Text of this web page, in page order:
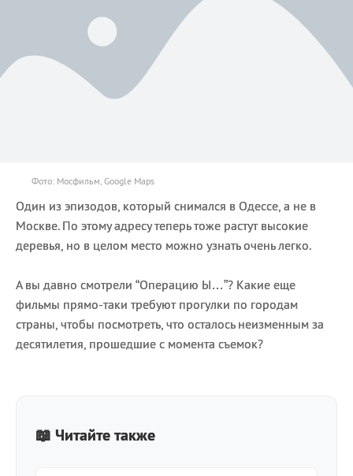
Фото: Мосфильм, Google Maps
Один из эпизодов, который снимался в Одессе, а не в
Москве. По этому адресу теперь тоже растут высокие
деревья, но в целом место можно узнать очень легко.
А вы давно смотрели “Операцию Ы…”? Какие еще
фильмы прямо-таки требуют прогулки по городам
страны, чтобы посмотреть, что осталось неизменным за
десятилетия, прошедшие с момента съемок?
📖 Читайте также